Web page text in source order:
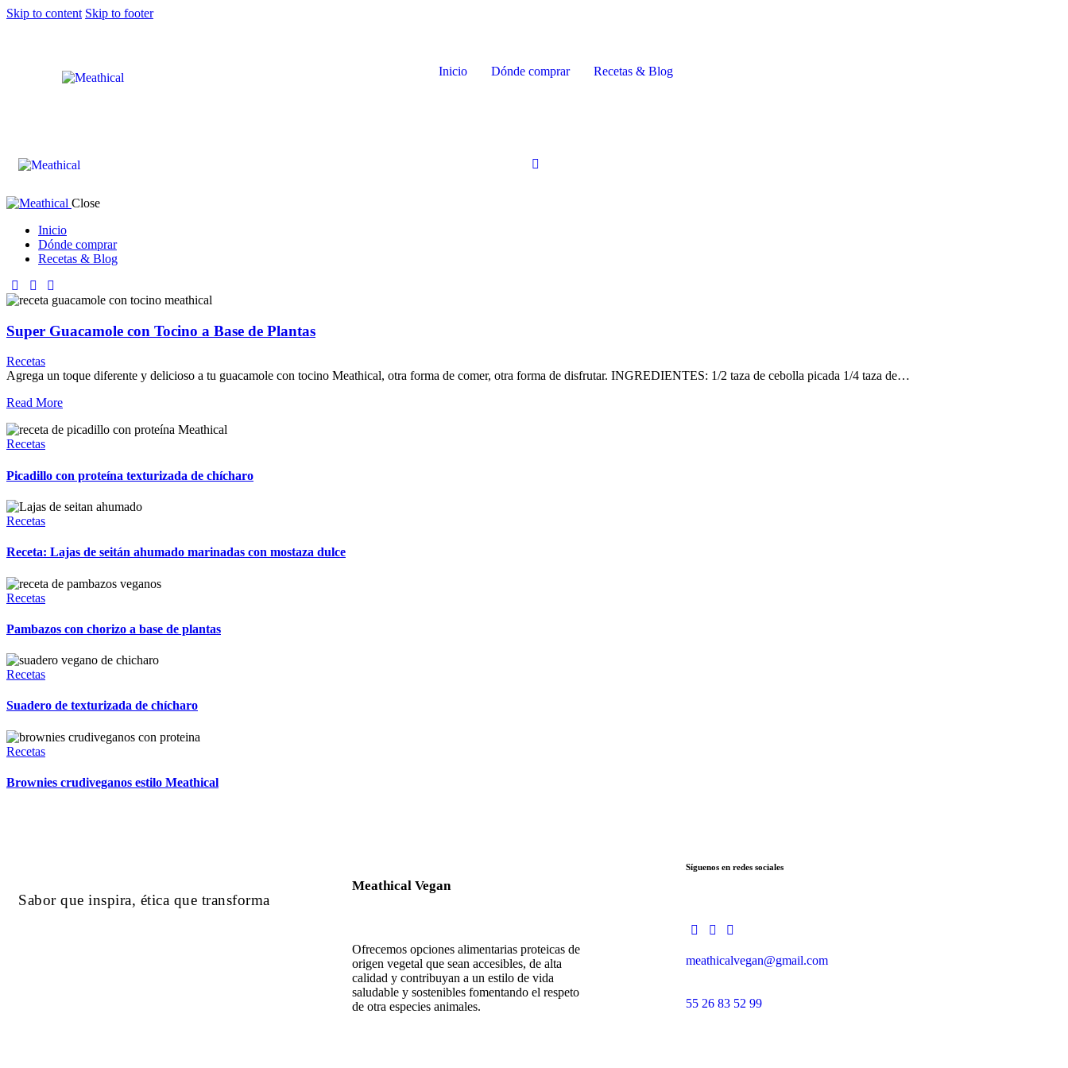
Skip to content Skip to footer
Inicio Dónde comprar Recetas & Blog
Close
Inicio
Dónde comprar
Recetas & Blog
Super Guacamole con Tocino a Base de Plantas
Recetas
Agrega un toque diferente y delicioso a tu guacamole con tocino Meathical, otra forma de comer, otra forma de disfrutar. INGREDIENTES: 1/2 taza de cebolla picada 1/4 taza de…
Read More
Recetas
Picadillo con proteína texturizada de chícharo
Recetas
Receta: Lajas de seitán ahumado marinadas con mostaza dulce
Recetas
Pambazos con chorizo a base de plantas
Recetas
Suadero de texturizada de chícharo
Recetas
Brownies crudiveganos estilo Meathical
Sabor que inspira, ética que transforma
Meathical Vegan
Ofrecemos opciones alimentarias proteicas de
origen vegetal que sean accesibles, de alta
calidad y contribuyan a un estilo de vida
saludable y sostenibles fomentando el respeto
de otra especies animales.
Síguenos en redes sociales
meathicalvegan@gmail.com
55 26 83 52 99